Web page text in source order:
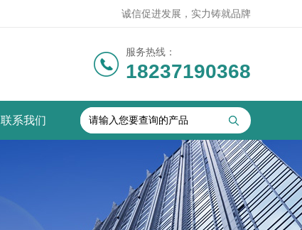
诚信促进发展，实力铸就品牌
服务热线：
18237190368
联系我们